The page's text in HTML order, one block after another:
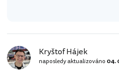
Kryštof Hájek
naposledy aktualizováno 04.